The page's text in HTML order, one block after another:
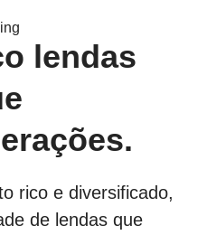
lendas
rico e diversificado,
de lendas que